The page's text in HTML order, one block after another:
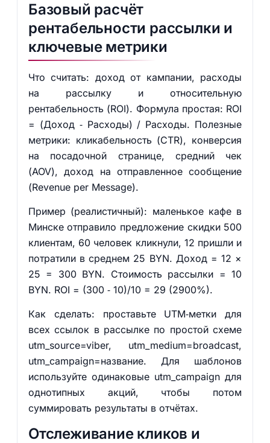
Базовый расчёт
рентабельности рассылки и
ключевые метрики
Что считать: доход от кампании, расходы
на рассылку и относительную
рентабельность (ROI). Формула простая: ROI
= (Доход ‑ Расходы) / Расходы. Полезные
метрики: кликабельность (CTR), конверсия
на посадочной странице, средний чек
(AOV), доход на отправленное сообщение
(Revenue per Message).
Пример (реалистичный): маленькое кафе в
Минске отправило предложение скидки 500
клиентам, 60 человек кликнули, 12 пришли и
потратили в среднем 25 BYN. Доход = 12 ×
25 = 300 BYN. Стоимость рассылки = 10
BYN. ROI = (300 ‑ 10)/10 = 29 (2900%).
Как сделать: проставьте UTM‑метки для
всех ссылок в рассылке по простой схеме
utm_source=viber, utm_medium=broadcast,
utm_campaign=название. Для шаблонов
используйте одинаковые utm_campaign для
однотипных акций, чтобы потом
суммировать результаты в отчётах.
Отслеживание кликов и